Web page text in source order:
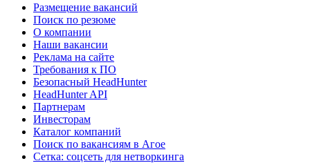
Размещение вакансий
Поиск по резюме
О компании
Наши вакансии
Реклама на сайте
Требования к ПО
Безопасный HeadHunter
HeadHunter API
Партнерам
Инвесторам
Каталог компаний
Поиск по вакансиям в Агое
Сетка: соцсеть для нетворкинга